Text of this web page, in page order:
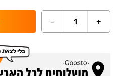
+
1
-